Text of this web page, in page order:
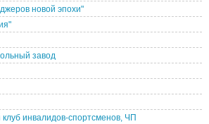
новой эпохи"
завод
инвалидов-спортсменов, ЧП